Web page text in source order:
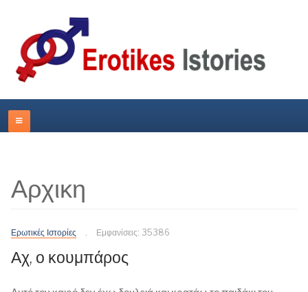
Αρχικη
Ερωτικές Ιστορίες Εμφανίσεις: 35386
Αχ, ο κουμπάρος